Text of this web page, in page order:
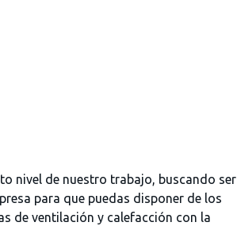
nivel de nuestro trabajo, buscando ser
para que puedas disponer de los
de ventilación y calefacción con la